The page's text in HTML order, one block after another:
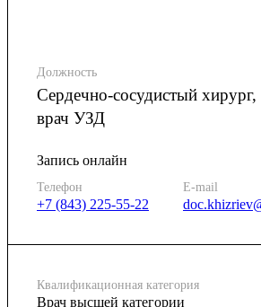
Должность
Сердечно-сосудистый хирург,
врач УЗД
Запись онлайн
Телефон
+7 (843) 225-55-22
E-mail
Квалификационная категория
Врач высшей категории